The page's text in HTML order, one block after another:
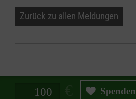
Zurück zu allen Meldungen
Spendenbetrag in Euro Spenden